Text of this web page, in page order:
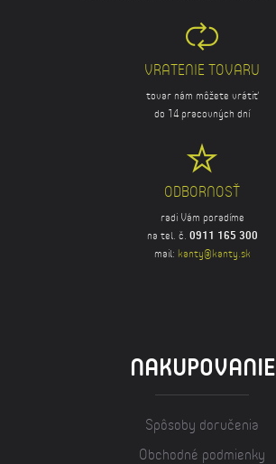
VRATENIE TOVARU
tovar nám môžete vrátiť
do 14 pracovných dní
ODBORNOSŤ
radi Vám poradíme
na tel. č. 0911 165 300
mail: kanty@kanty.sk
NAKUPOVANIE
Spôsoby doručenia
Obchodné podmienky